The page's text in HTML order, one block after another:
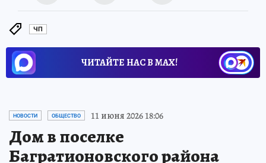
ЧП
ЧИТАЙТЕ НАС В МАХ!
Ржу не переставая, это видео пересмотришь не раз